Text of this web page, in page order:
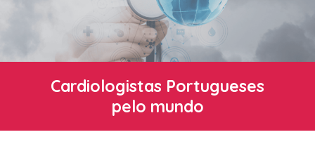
Cardiologistas Portugueses
pelo mundo